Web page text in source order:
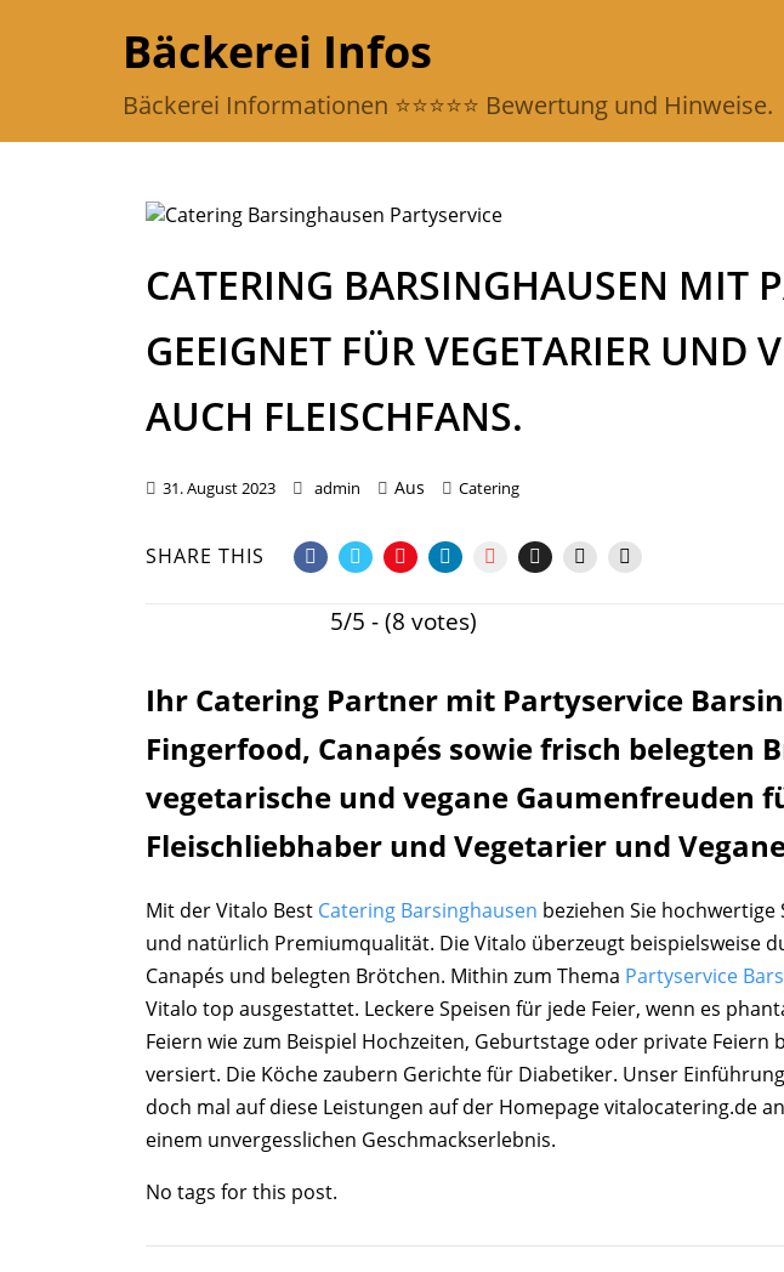
Bäckerei Infos
Bäckerei Informationen ⭐️⭐️⭐️⭐️⭐️ Bewertung und Hinweise.
CATERING BARSINGHAUSEN MIT
GEEIGNET FÜR VEGETARIER UND
AUCH FLEISCHFANS.
31. August 2023 admin Aus Catering
SHARE THIS
5/5 - (8 votes)
Ihr Catering Partner mit Partyservice
Fingerfood, Canapés sowie frisch belegten
vegetarische und vegane Gaumenfreuden
Fleischliebhaber und Vegetarier und
Mit der Vitalo Best Catering Barsinghausen beziehen Sie
und natürlich Premiumqualität. Die Vitalo überzeugt beispielsweise
Canapés und belegten Brötchen. Mithin zum Thema Partyservice
Vitalo top ausgestattet. Leckere Speisen für jede Feier, wenn es
Feiern wie zum Beispiel Hochzeiten, Geburtstage oder private Feiern
versiert. Die Köche zaubern Gerichte für Diabetiker. Unser
doch mal auf diese Leistungen auf der Homepage vitalocatering.de
einem unvergesslichen Geschmackserlebnis.
No tags for this post.